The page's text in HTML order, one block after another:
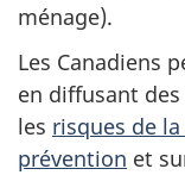
ménage).
Les Canadiens
en diffusant
les risques de
prévention et